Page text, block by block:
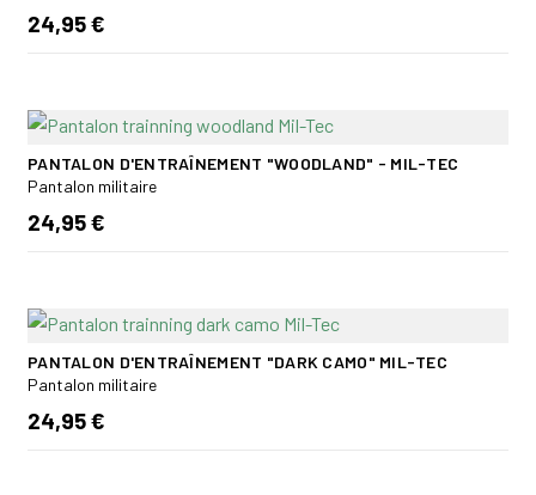
24,95 €
PANTALON D'ENTRAÎNEMENT "WOODLAND" - MIL-TEC
Pantalon militaire
24,95 €
PANTALON D'ENTRAÎNEMENT "DARK CAMO" MIL-TEC
Pantalon militaire
24,95 €